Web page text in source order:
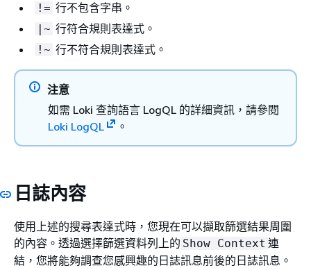
!= 行不包含字串。
|~ 行符合規則表達式。
!~ 行不符合規則表達式。
注意
如需 Loki 查詢語言 LogQL 的詳細資訊，請參閱
Loki LogQL
。
日誌內容
使用上述的搜尋表達式時，您現在可以擷取篩選結果周圍
的內容。透過選擇篩選資料列上的 Show Context 連
結，您將能夠調查您感興趣的日誌訊息前後的日誌訊息。